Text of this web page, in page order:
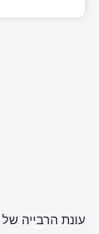
עונת הרבייה